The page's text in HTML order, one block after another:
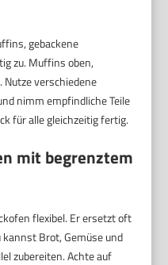
gebackene
zu. Muffins oben,
verschiedene
nimm empfindliche Teile
für alle gleichzeitig fertig.
mit begrenztem
flexibel. Er ersetzt oft
Brot, Gemüse und
zubereiten. Achte auf